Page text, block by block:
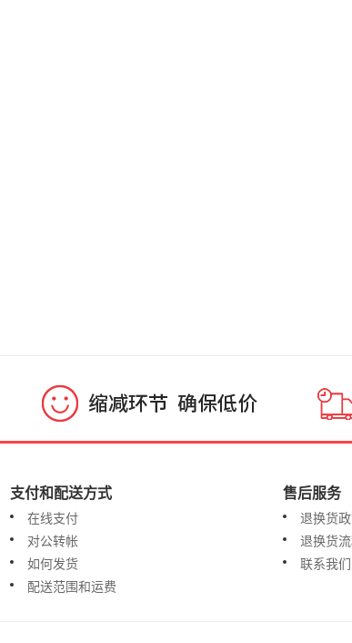
支付和配送方式
在线支付
对公转帐
如何发货
配送范围和运费
售后服务
退换货
退换货
联系我们